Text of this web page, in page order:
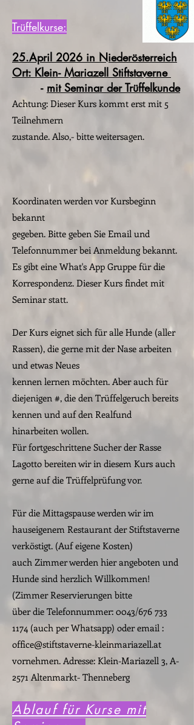
Trüffelkurse:
25.April 2026 in Niederösterreich
Ort: Klein- Mariazell Stiftstaverne
- mit Seminar der Trüffelkunde
Achtung: Dieser Kurs kommt erst mit 5
Teilnehmern
zustande. Also,- bitte weitersagen.
Koordinaten werden vor Kursbeginn
bekannt
gegeben. Bitte geben Sie Email und
Telefonnummer bei Anmeldung bekannt.
Es gibt eine What's App Gruppe für die
Korrespondenz. Dieser Kurs findet mit
Seminar statt.
Der Kurs eignet sich für alle Hunde (aller
Rassen), die gerne mit der Nase arbeiten
und etwas Neues
kennen lernen möchten. Aber auch für
diejenigen #, die den Trüffelgeruch bereits
kennen und auf den Realfund
hinarbeiten wollen.
Für fortgeschrittene Sucher der Rasse
Lagotto bereiten wir in diesem Kurs auch
gerne auf die Trüffelprüfung vor.
Für die Mittagspause werden wir im
hauseigenem Restaurant der Stiftstaverne
verköstigt. (Auf eigene Kosten)
auch Zimmer werden hier angeboten und
Hunde sind herzlich Willkommen!
(Zimmer Reservierungen bitte
über die Telefonnummer: 0043/676 733
1174 (auch per Whatsapp) oder email :
office@stiftstaverne-kleinmariazell.at
vornehmen. Adresse: Klein-Mariazell 3, A-
2571 Altenmarkt- Thenneberg
Ablauf für Kurse mit